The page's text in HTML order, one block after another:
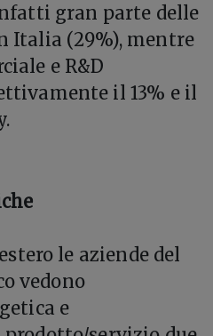
gran parte delle
Italia (29%), mentre
e R&D
il 13% e il
le aziende del
vedono
e